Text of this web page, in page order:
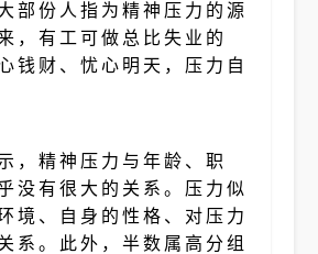
部份人指为精神压力的源
，有工可做总比失业的
钱财、忧心明天，压力自
，精神压力与年龄、职
没有很大的关系。压力似
境、自身的性格、对压力
系。此外，半数属高分组